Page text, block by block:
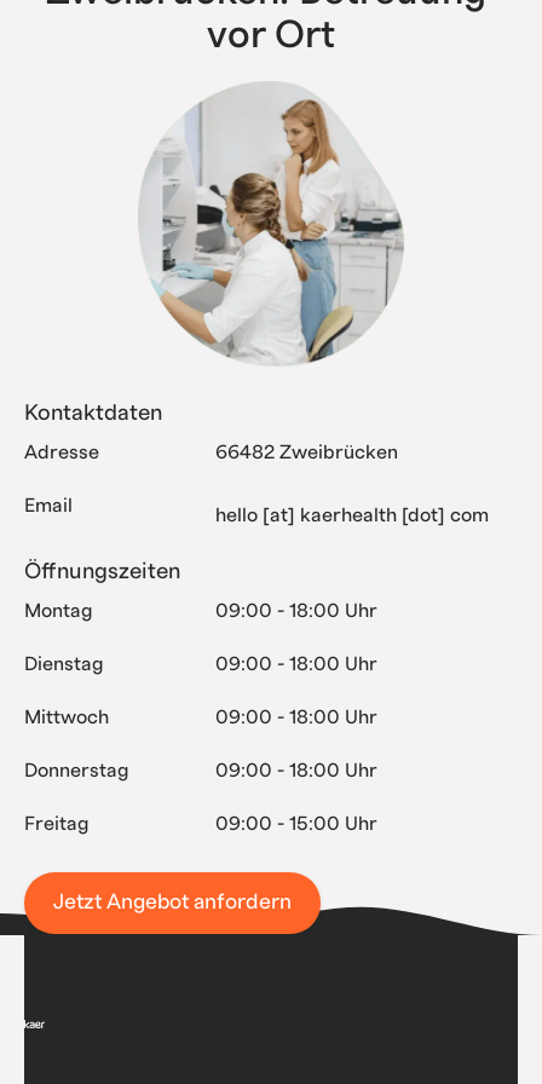
vor Ort
Kontaktdaten
Adresse 66482 Zweibrücken
Email hello [at] kaerhealth [dot] com
Öffnungszeiten
Montag 09:00 - 18:00 Uhr
Dienstag 09:00 - 18:00 Uhr
Mittwoch 09:00 - 18:00 Uhr
Donnerstag 09:00 - 18:00 Uhr
Freitag 09:00 - 15:00 Uhr
Jetzt Angebot anfordern